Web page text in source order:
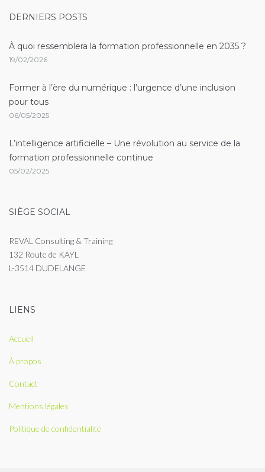
DERNIERS POSTS
À quoi ressemblera la formation professionnelle en 2035 ?
19/02/2026
Former à l’ère du numérique : l’urgence d’une inclusion
pour tous
06/05/2025
L’intelligence artificielle – Une révolution au service de la
formation professionnelle continue
05/02/2025
SIÈGE SOCIAL
REVAL Consulting & Training
132 Route de KAYL
L-3514 DUDELANGE
LIENS
Accueil
À propos
Contact
Mentions légales
Politique de confidentialité